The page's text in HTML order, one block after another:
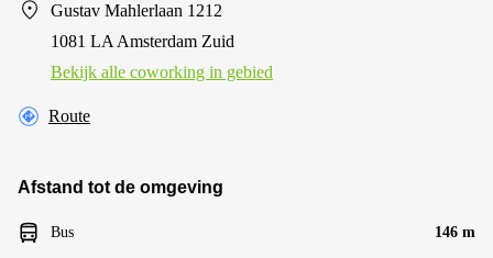
Gustav Mahlerlaan 1212
1081 LA Amsterdam Zuid
Bekijk alle сoworking in gebied
Route
Afstand tot de omgeving
Bus 146 m